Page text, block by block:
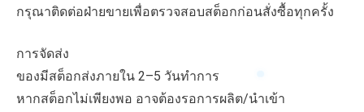
กรุณาติดต่อฝ่ายขายเพื่อตรวจสอบสต็อกก่อนสั่งซื้อทุกครั้ง
การจัดส่ง
ของมีสต็อกส่งภายใน 2–5 วันทำการ
หากสต็อกไม่เพียงพอ อาจต้องรอการผลิต/นำเข้า